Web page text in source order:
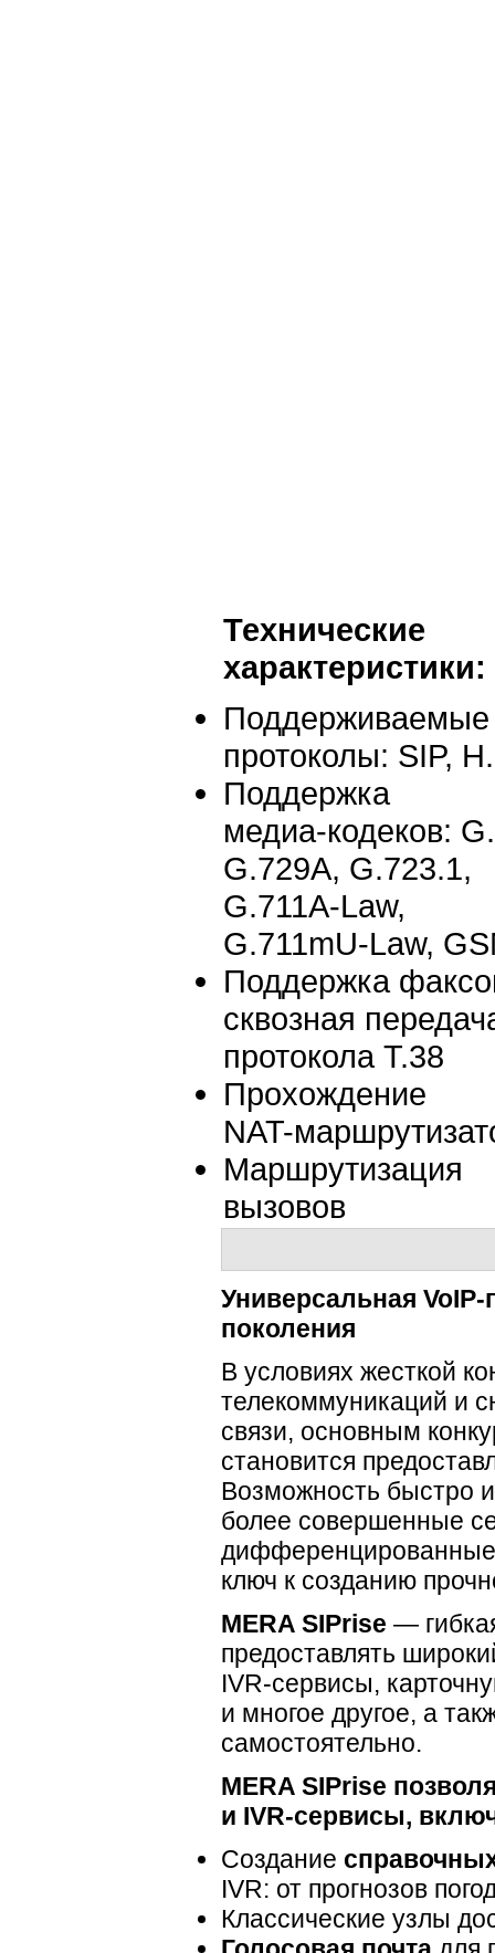
Технические
характеристики:
Поддерживаемые
протоколы: SIP,
Поддержка
медиа-кодеков:
G.729A, G.723.1,
G.711A-Law,
G.711mU-Law,
Поддержка
сквозная
протокола T.38
Прохождение
NAT-
Маршрутизация
вызовов
Универсальная
поколения
В условиях жесткой
телекоммуникаций и
связи, основным
становится
Возможность быстро
более совершенные
дифференцированные
ключ к созданию
MERA SIPrise —
предоставлять
IVR-сервисы,
и многое другое, а
самостоятельно.
MERA SIPrise
и IVR-сервисы,
Создание
IVR: от прогнозов
Классические узлы